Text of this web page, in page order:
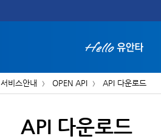
서비스안내 OPEN API API 다운로드
API 다운로드